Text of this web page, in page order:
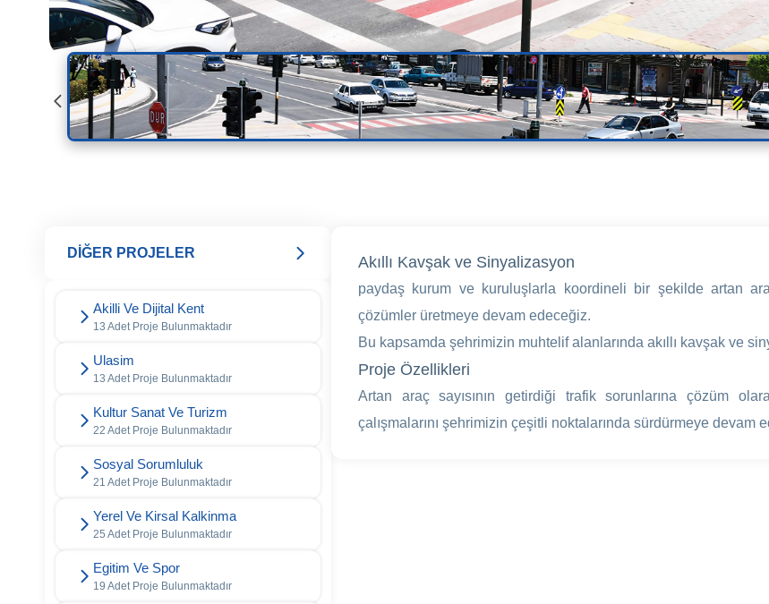
DİĞER PROJELER
Akilli Ve Dijital Kent
13 Adet Proje Bulunmaktadır
Ulasim
13 Adet Proje Bulunmaktadır
Kultur Sanat Ve Turizm
22 Adet Proje Bulunmaktadır
Sosyal Sorumluluk
21 Adet Proje Bulunmaktadır
Yerel Ve Kirsal Kalkinma
25 Adet Proje Bulunmaktadır
Egitim Ve Spor
19 Adet Proje Bulunmaktadır
Akıllı Kavşak ve Sinyalizasyon
paydaş kurum ve kuruluşlarla koordineli bir şekilde artan
çözümler üretmeye devam edeceğiz.
Bu kapsamda şehrimizin muhtelif alanlarında akıllı kavşak ve
Proje Özellikleri
Artan araç sayısının getirdiği trafik sorunlarına çözüm
çalışmalarını şehrimizin çeşitli noktalarında sürdürmeye devam